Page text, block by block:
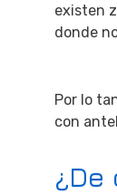
existen
donde
Por lo
con